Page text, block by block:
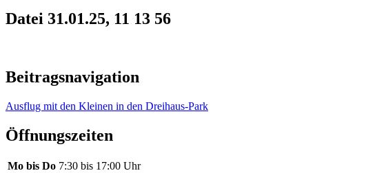
Datei 31.01.25, 11 13 56
Beitragsnavigation
Ausflug mit den Kleinen in den Dreihaus-Park
Öffnungszeiten
Mo bis Do 7:30 bis 17:00 Uhr